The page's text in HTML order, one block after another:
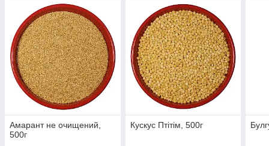
Амарант не очищений,
500г
Кускус Птітім, 500г